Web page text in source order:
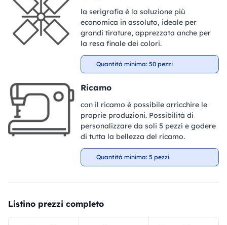
la serigrafia è la soluzione più
economica in assoluto, ideale per
grandi tirature, apprezzata anche per
la resa finale dei colori.
Quantità minima: 50 pezzi
Ricamo
con il ricamo è possibile arricchire le
proprie produzioni. Possibilità di
personalizzare da soli 5 pezzi e godere
di tutta la bellezza del ricamo.
Quantità minima: 5 pezzi
Listino prezzi completo